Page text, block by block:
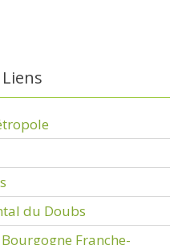
Liens
du Doubs
Franche-